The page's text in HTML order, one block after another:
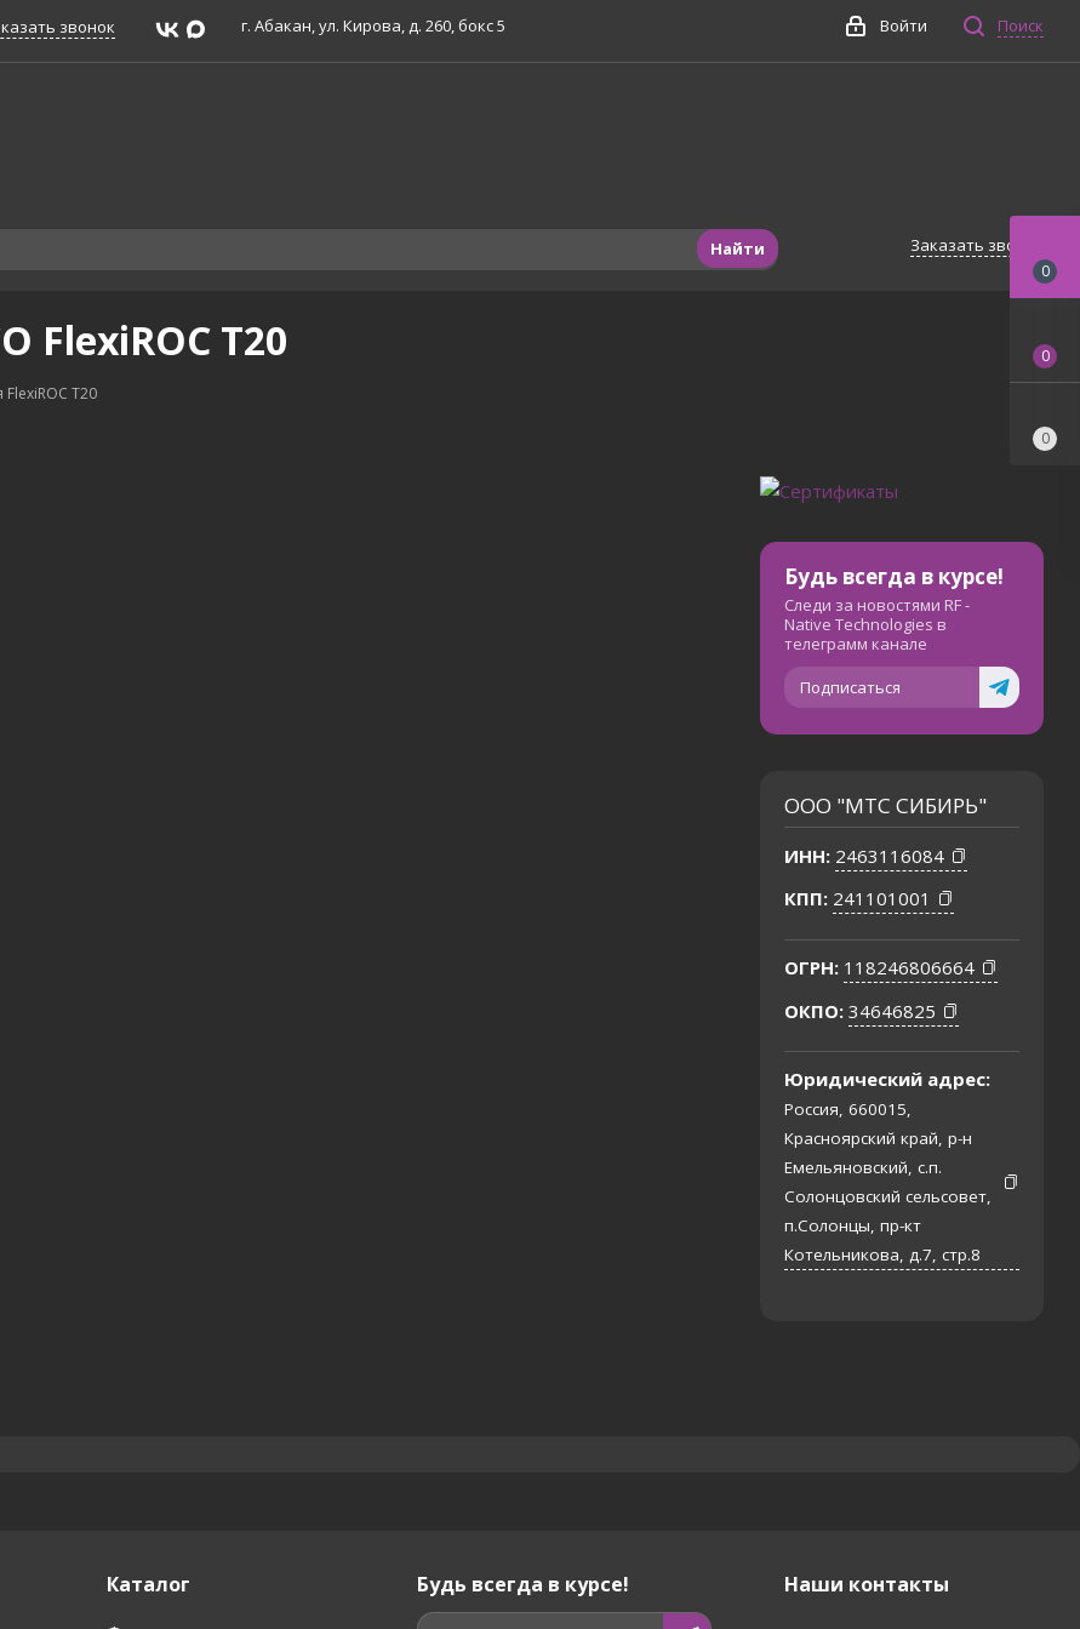
звонок г. Абакан, ул. Кирова, д. 260, бокс 5 Поиск
Войти
Найти Заказать звонок
FlexiROC T20
T20
Будь всегда в курсе!
Следи за новостями RF -
Native Technologies в
телеграмм канале
Подписаться
ООО "МТС СИБИРЬ"
ИНН: 2463116084
КПП: 241101001
ОГРН: 118246806664
ОКПО: 34646825
Юридический адрес:
Россия, 660015,
Красноярский край, р-н
Емельяновский, с.п.
Солонцовский сельсовет,
п.Солонцы, пр-кт
Котельникова, д.7, стр.8
Каталог
Будь всегда в курсе! Наши контакты
0
0
0